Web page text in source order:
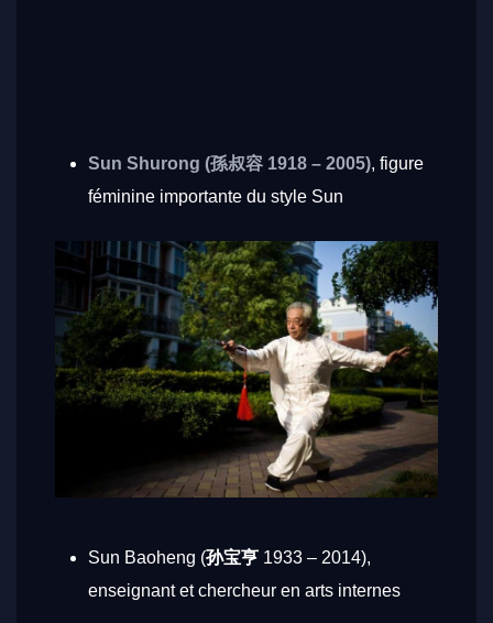
Sun Shurong (孫叔容 1918 – 2005), figure
féminine importante du style Sun
Sun Baoheng (孙宝亨 1933 – 2014),
enseignant et chercheur en arts internes